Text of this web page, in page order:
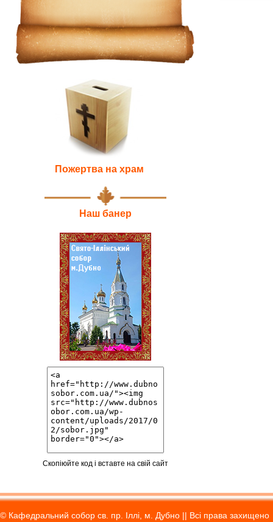
Пожертва на храм
Наш банер
Скопіюйте код і вставте на свій сайт
© Кафедральний собор св. пр. Іллі, м. Дубно || Вci права захищено